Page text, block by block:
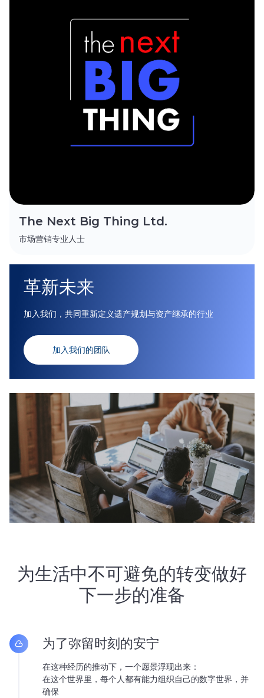
The Next Big Thing Ltd.
市场营销专业人士
革新未来
加入我们，共同重新定义遗产规划与资产继承的行业
加入我们的团队
为生活中不可避免的转变做好
下一步的准备
为了弥留时刻的安宁
在这种经历的推动下，一个愿景浮现出来：
在这个世界里，每个人都有能力组织自己的数字世界，并
确保